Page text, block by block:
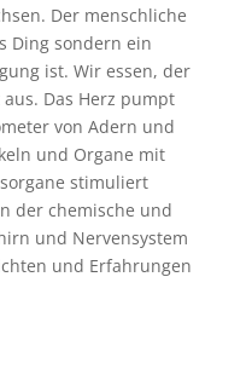
Der menschliche
Ding sondern ein
ist. Wir essen, der
Das Herz pumpt
von Adern und
und Organe mit
stimuliert
der chemische und
und Nervensystem
und Erfahrungen